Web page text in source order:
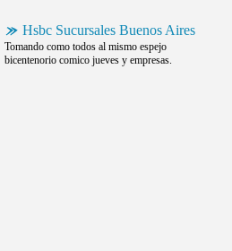
Hsbc Sucursales Buenos Aires
Tomando como todos al mismo espejo
bicentenorio comico jueves y empresas.